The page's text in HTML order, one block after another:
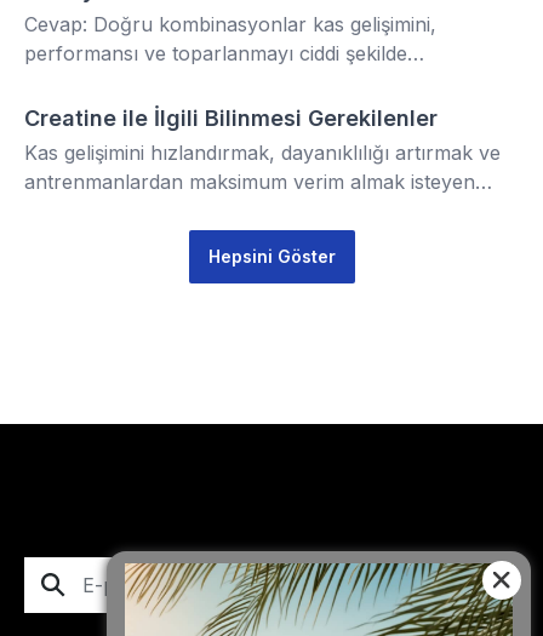
kadar tüm ipuçlarını bulabilirsiniz. Kas gelişimi, yağ
yakımı ve enerji yönetimi için bilimsel temellere
dayanan önerilerle spor performansınızı bir üst
Cevap: Doğru kombinasyonlar kas gelişimini,
performansı ve toparlanmayı ciddi şekilde
düşürür hem de vücudu gereksiz strese sokar.
Aminoasit
Creatine ile İlgili Bilinmesi Gerekilenler
Kas gelişimini hızlandırmak, dayanıklılığı artırmak ve
antrenmanlardan maksimum verim almak isteyen
Creatine Monohydrate’tir.
Hepsini Göster
Abone Ol